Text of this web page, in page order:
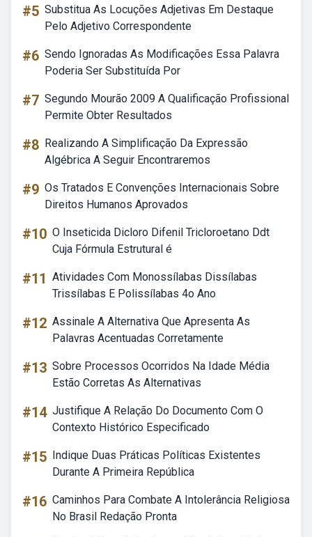
#5 Substitua As Locuções Adjetivas Em Destaque
Pelo Adjetivo Correspondente
#6 Sendo Ignoradas As Modificações Essa Palavra
Poderia Ser Substituída Por
#7 Segundo Mourão 2009 A Qualificação Profissional
Permite Obter Resultados
#8 Realizando A Simplificação Da Expressão
Algébrica A Seguir Encontraremos
#9 Os Tratados E Convenções Internacionais Sobre
Direitos Humanos Aprovados
#10 O Inseticida Dicloro Difenil Tricloroetano Ddt
Cuja Fórmula Estrutural é
#11 Atividades Com Monossílabas Dissílabas
Trissílabas E Polissílabas 4o Ano
#12 Assinale A Alternativa Que Apresenta As
Palavras Acentuadas Corretamente
#13 Sobre Processos Ocorridos Na Idade Média
Estão Corretas As Alternativas
#14 Justifique A Relação Do Documento Com O
Contexto Histórico Especificado
#15 Indique Duas Práticas Políticas Existentes
Durante A Primeira República
#16 Caminhos Para Combate A Intolerância Religiosa
No Brasil Redação Pronta